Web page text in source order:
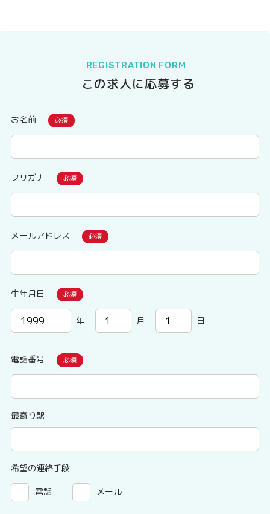
REGISTRATION FORM
この求人に応募する
お名前
フリガナ
メールアドレス
生年月日
年 月 日
電話番号
最寄り駅
希望の連絡手段
電話 メール